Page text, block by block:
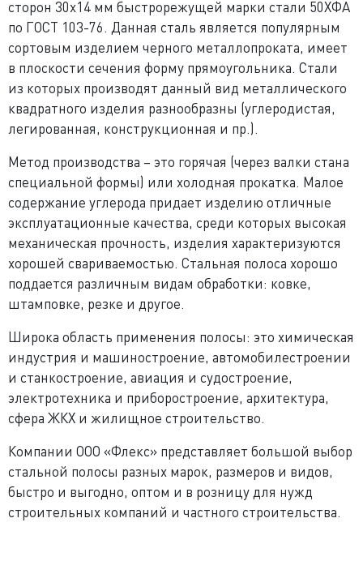
сторон 30x14 мм быстрорежущей марки стали 50ХФА
по ГОСТ 103-76. Данная сталь является популярным
сортовым изделием черного металлопроката, имеет
в плоскости сечения форму прямоугольника. Стали
из которых производят данный вид металлического
квадратного изделия разнообразны (углеродистая,
легированная, конструкционная и пр.).
Метод производства – это горячая (через валки стана
специальной формы) или холодная прокатка. Малое
содержание углерода придает изделию отличные
эксплуатационные качества, среди которых высокая
механическая прочность, изделия характеризуются
хорошей свариваемостью. Стальная полоса хорошо
поддается различным видам обработки: ковке,
штамповке, резке и другое.
Широка область применения полосы: это химическая
индустрия и машиностроение, автомобилестроении
и станкостроение, авиация и судостроение,
электротехника и приборостроение, архитектура,
сфера ЖКХ и жилищное строительство.
Компании ООО «Флекс» представляет большой выбор
стальной полосы разных марок, размеров и видов,
быстро и выгодно, оптом и в розницу для нужд
строительных компаний и частного строительства.